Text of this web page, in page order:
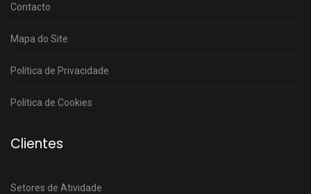
Contacto
Mapa do Site
Política de Privacidade
Política de Cookies
Clientes
Setores de Atividade